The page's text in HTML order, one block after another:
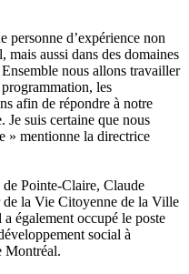
personne d’expérience non
mais aussi dans des domaines
nous allons travailler
les
afin de répondre à notre
suis certaine que nous
» mentionne la directrice
Pointe-Claire, Claude
la Vie Citoyenne de la Ville
également occupé le poste
social à
Montréal.